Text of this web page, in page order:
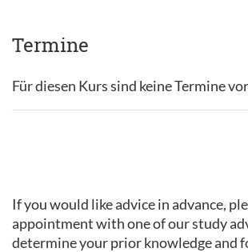
Termine
Für diesen Kurs sind keine Termine
If you would like advice in advance,
appointment with one of our study
determine your prior knowledge and